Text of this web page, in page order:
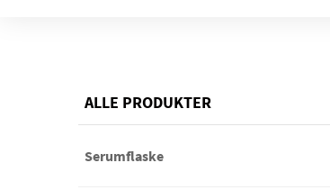
ALLE PRODUKTER
Serumflaske